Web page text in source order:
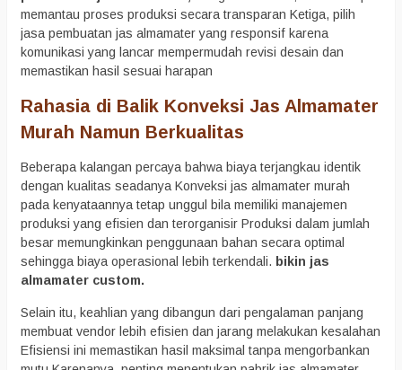
memantau proses produksi secara transparan Ketiga, pilih
jasa pembuatan jas almamater yang responsif karena
komunikasi yang lancar mempermudah revisi desain dan
memastikan hasil sesuai harapan
Rahasia di Balik Konveksi Jas Almamater
Murah Namun Berkualitas
Beberapa kalangan percaya bahwa biaya terjangkau identik
dengan kualitas seadanya Konveksi jas almamater murah
pada kenyataannya tetap unggul bila memiliki manajemen
produksi yang efisien dan terorganisir Produksi dalam jumlah
besar memungkinkan penggunaan bahan secara optimal
sehingga biaya operasional lebih terkendali. bikin jas
almamater custom.
Selain itu, keahlian yang dibangun dari pengalaman panjang
membuat vendor lebih efisien dan jarang melakukan kesalahan
Efisiensi ini memastikan hasil maksimal tanpa mengorbankan